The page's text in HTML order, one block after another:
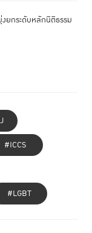
ยกระดับหลักนิติธรรม
#ICCS
#LGBT